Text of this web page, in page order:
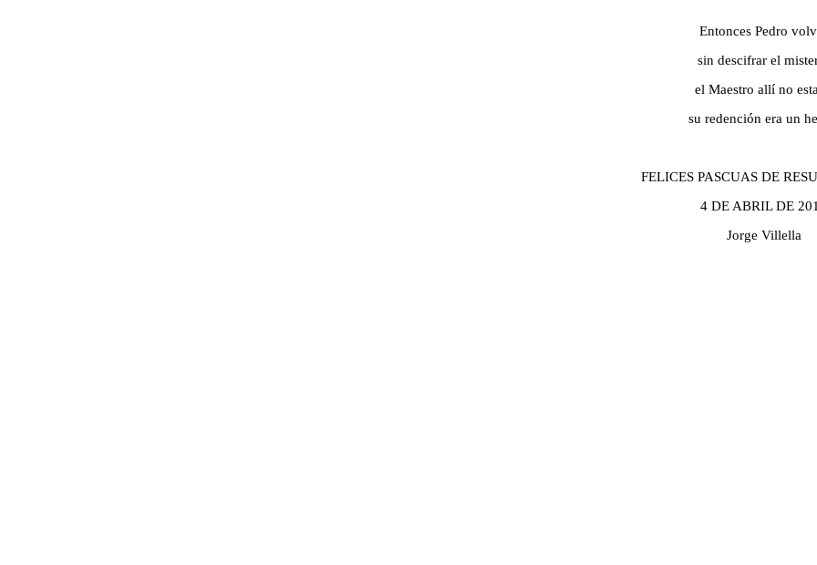
Entonces Pedro
sin descifrar el
el Maestro allí no
su redención era un
FELICES PASCUAS DE
4 DE ABRIL DE
Jorge Villella